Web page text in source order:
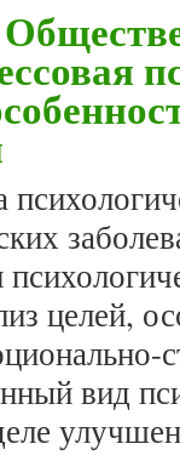
целей,
вид